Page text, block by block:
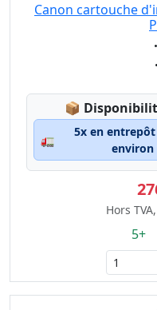
Canon cartouche
📦
🚛
5x en
environ
Hors
5+